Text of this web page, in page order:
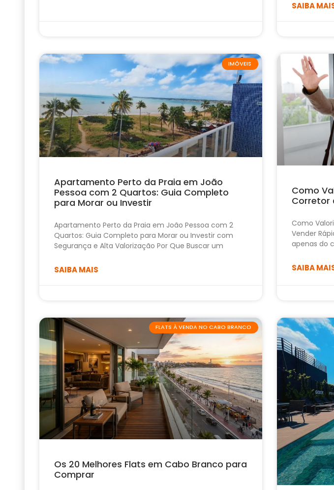
SAIBA
IMÓVEIS
Apartamento Perto da Praia em João
Pessoa com 2 Quartos: Guia Completo
para Morar ou Investir
Apartamento Perto da Praia em João Pessoa com 2
Quartos: Guia Completo para Morar ou Investir com
Segurança e Alta Valorização Por Que Buscar um
SAIBA MAIS
Como
Corretor
Como
Vender
apenas do
SAIBA
FLATS À VENDA NO CABO BRANCO
Os 20 Melhores Flats em Cabo Branco para
Comprar